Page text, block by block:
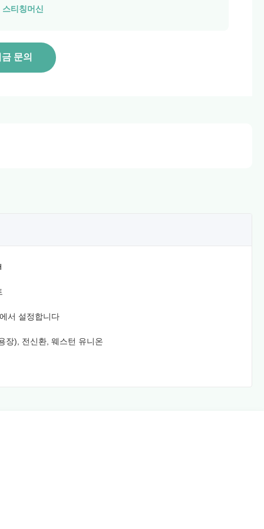
티칭머신
문의
서 설정합니다
장), 전신환, 웨스턴 유니온